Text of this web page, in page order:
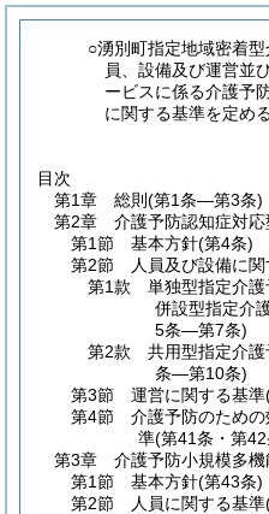
○湧別町指定地域密着
員、設備及び運営並
ービスに係る介護予
に関する基準を定め
目次
第1章
総則 (第1条―第3条)
第2章
介護予防認知症対
第1節
基本方針(第4条)
第2節
人員及び設備に
第1款
単独型指定介
併設型指定介
5条―第7条)
第2款
共用型指定介
条―第10条)
第3節
運営に関する基準
第4節
介護予防のため
準(第41条・第42
第3章
介護予防小規模多
第1節
基本方針(第43条)
第2節
人員に関する基準